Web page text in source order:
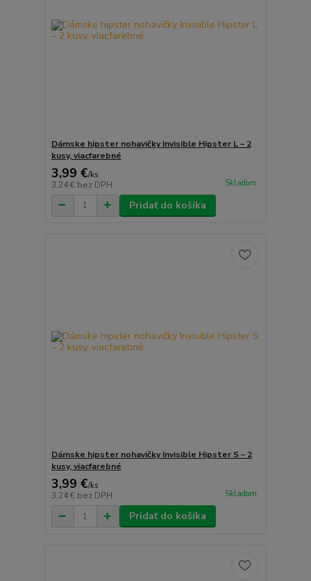
Dámske hipster nohavičky Invisible Hipster L – 2
kusy, viacfarebné
3,99 €/ks
3,24 € bez DPH Skladom
Pridať do košíka
Dámske hipster nohavičky Invisible Hipster S – 2
kusy, viacfarebné
3,99 €/ks
3,24 € bez DPH Skladom
Pridať do košíka